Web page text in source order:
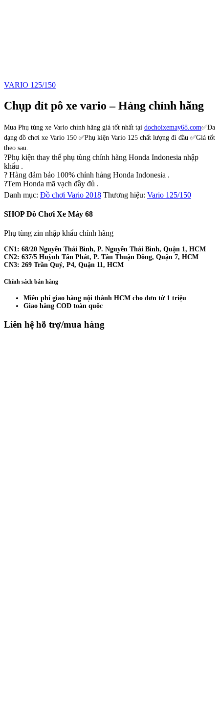
VARIO 125/150
Chụp đít pô xe vario – Hàng chính hãng
Mua Phụ tùng xe Vario chính hãng giá tốt nhất tại dochoixemay68.com✅Đa
dạng đồ chơi xe Vario 150 ✅Phụ kiện Vario 125 chất lượng đi đầu ✅Giá tốt
theo sau.
?Phụ kiện thay thế phụ tùng chính hãng Honda Indonesia nhập
khẩu .
? Hàng đảm bảo 100% chính hảng Honda Indonesia .
?Tem Honda mã vạch đầy đủ .
Danh mục: Đồ chơi Vario 2018 Thương hiệu: Vario 125/150
SHOP Đồ Chơi Xe Máy 68
Phụ tùng zin nhập khẩu chính hãng
CN1: 68/20 Nguyễn Thái Bình, P. Nguyễn Thái Bình, Quận 1, HCM
CN2: 637/5 Huỳnh Tấn Phát, P. Tân Thuận Đông, Quận 7, HCM
CN3: 269 Trần Quý, P4, Quận 11, HCM
Chính sách bán hàng
Miễn phí giao hàng nội thành HCM cho đơn từ 1 triệu
Giao hàng COD toàn quốc
Liên hệ hỗ trợ/mua hàng